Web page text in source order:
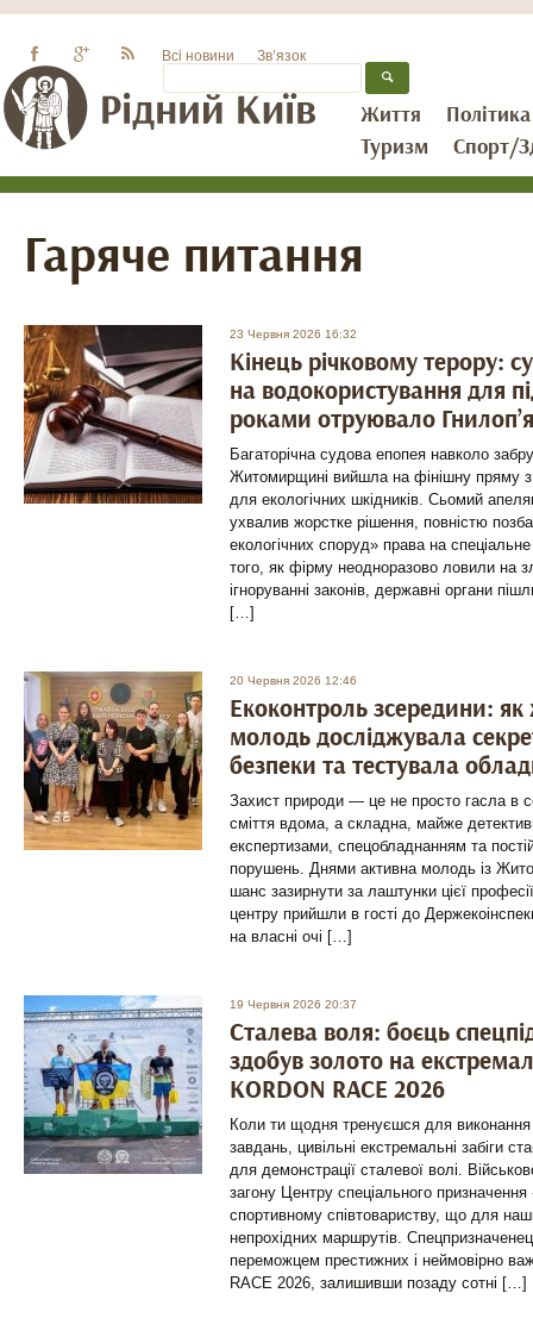
Життя
Політика
Туризм
Спорт/
Всі новини Зв’язок
Гаряче питання
23 Червня 2026 16:32
Кінець річковому терору:
на водокористування для
роками отруювало
Багаторічна судова епопея навколо
Житомирщині вийшла на фінішну пряму
для екологічних шкідників. Сьомий
ухвалив жорстке рішення, повністю
екологічних споруд» права на
того, як фірму неодноразово ловили на
ігноруванні законів, державні органи
[…]
20 Червня 2026 12:46
Екоконтроль зсередини:
молодь досліджувала
безпеки та тестувала
Захист природи — це не просто гасла в
сміття вдома, а складна, майже
експертизами, спецобладнанням та
порушень. Днями активна молодь із
шанс зазирнути за лаштунки цієї
центру прийшли в гості до
на власні очі […]
19 Червня 2026 20:37
Сталева воля: боєць
здобув золото на
KORDON RACE 2026
Коли ти щодня тренуєшся для
завдань, цивільні екстремальні забіги
для демонстрації сталевої волі.
загону Центру спеціального
спортивному співтовариству, що для
непрохідних маршрутів.
переможцем престижних і неймовірно
RACE 2026, залишивши позаду сотні […]